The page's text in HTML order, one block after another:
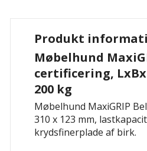
Produkt
Møbelhund
certificering,
200 kg
Møbelhund MaxiGRIP
310 x 123 mm,
krydsfinerplade af birk.